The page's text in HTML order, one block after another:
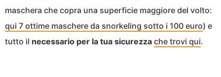
maschera che copra una superficie maggiore del volto:
qui 7 ottime maschere da snorkeling sotto i 100 euro) e
tutto il necessario per la tua sicurezza che trovi qui.